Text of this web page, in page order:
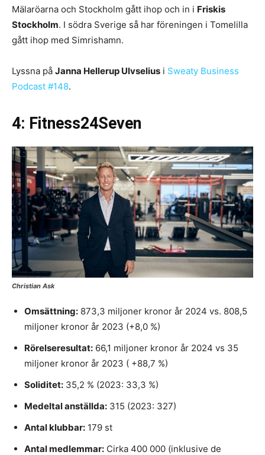
Mälaröarna och Stockholm gått ihop och in i Friskis
Stockholm. I södra Sverige så har föreningen i Tomelilla
gått ihop med Simrishamn.
Lyssna på Janna Hellerup Ulvselius i Sweaty Business
Podcast #148.
4: Fitness24Seven
Christian Ask
Omsättning: 873,3 miljoner kronor år 2024 vs. 808,5
miljoner kronor år 2023 (+8,0 %)
Rörelseresultat: 66,1 miljoner kronor år 2024 vs 35
miljoner kronor år 2023 ( +88,7 %)
Soliditet: 35,2 % (2023: 33,3 %)
Medeltal anställda: 315 (2023: 327)
Antal klubbar: 179 st
Antal medlemmar: Cirka 400 000 (inklusive de